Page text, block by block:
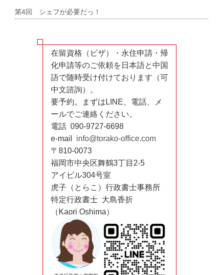
第4回 シェフが必要だっ！
在留資格（ビザ）・永住申請・帰
化申請等のご依頼を日本語と中国
語で随時受け付けております（可
中文諮詢）。
要予約。まずはLINE、電話、メ
ールでご連絡ください。
電話 090-9727-6698
e-mail info@torako-office.com
〒810-0073
福岡市中央区舞鶴3丁目2-5
アイビル304号室
虎子（とらこ）行政書士事務所
特定行政書士 大島香折
（Kaori Oshima）